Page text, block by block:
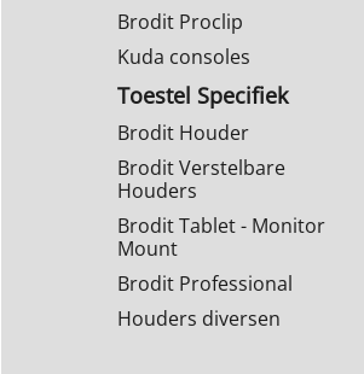
Brodit Proclip
Kuda consoles
Toestel Specifiek
Brodit Houder
Brodit Verstelbare
Houders
Brodit Tablet - Monitor
Mount
Brodit Professional
Houders diversen